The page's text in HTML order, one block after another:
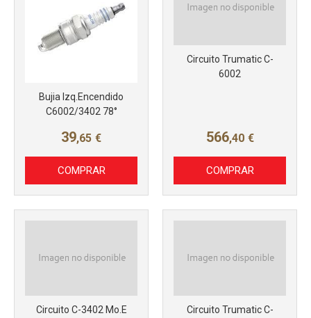
Bujia Izq.Encendido
C6002/3402 78°
39,65 €
COMPRAR
Circuito Trumatic C-
6002
566,40 €
COMPRAR
Circuito C-3402 Mo.E
Circuito Trumatic C-
Más info
Más info